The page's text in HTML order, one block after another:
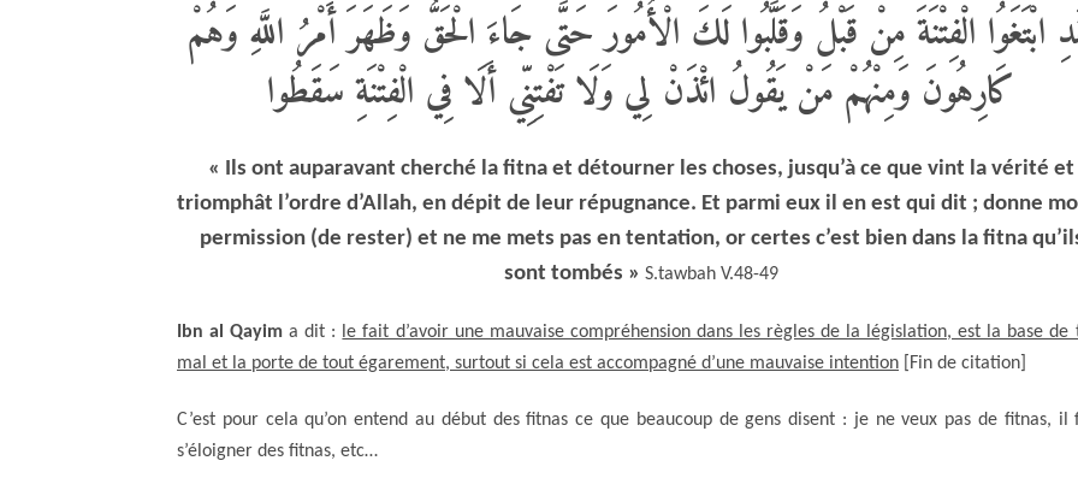
ابْتَغَوُا الْفِتْنَةَ مِنْ قَبْلُ وَقَلَّبُوا لَكَ الْأُمُورَ حَتَّى جَاءَ الْحَقُّ وَظَهَرَ أَمْرُ اللَّهِ وَهُمْ
كَارِهُونَ وَمِنْهُمْ مَنْ يَقُولُ ائْذَنْ لِي وَلَا تَفْتِنِّي أَلَا فِي الْفِتْنَةِ سَقَطُوا
« Ils ont auparavant cherché la fitna et détourner les choses, jusqu’à ce que vint la vérité et
triomphât l’ordre d’Allah, en dépit de leur répugnance. Et parmi eux il en est qui dit ; donne
permission (de rester) et ne me mets pas en tentation, or certes c’est bien dans la fitna
sont tombés » S.tawbah V.48-49
Ibn al Qayim a dit : le fait d’avoir une mauvaise compréhension dans les règles de la législation, est la base de
mal et la porte de tout égarement, surtout si cela est accompagné d’une mauvaise intention [Fin de citation]
C’est pour cela qu’on entend au début des fitnas ce que beaucoup de gens disent : je ne veux pas de fitnas, il
s’éloigner des fitnas, etc…